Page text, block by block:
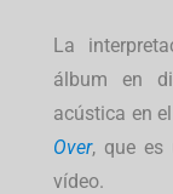
La
álbum en
acústica en
Over, que es
vídeo.